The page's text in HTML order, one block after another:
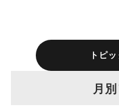
トピ
月